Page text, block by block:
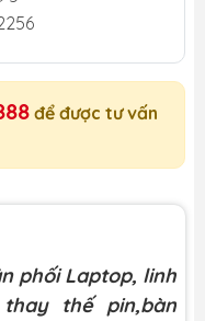
để được tư vấn
phối Laptop, linh
thế pin,bàn